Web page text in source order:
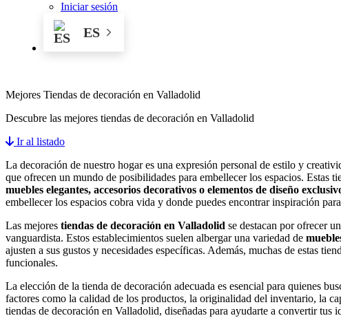
Iniciar sesión
ES
Mejores Tiendas de decoración en Valladolid
Descubre las mejores tiendas de decoración en Valladolid
Ir al listado
La decoración de nuestro hogar es una expresión personal de estilo y
que ofrecen un mundo de posibilidades para embellecer los espacios. Estas
muebles elegantes, accesorios decorativos o elementos de diseño
embellecer los espacios cobra vida y donde puedes encontrar inspiración
Las mejores tiendas de decoración en Valladolid se destacan por ofrecer
vanguardista. Estos establecimientos suelen albergar una variedad de
ajusten a sus gustos y necesidades específicas. Además, muchas de estas
funcionales.
La elección de la tienda de decoración adecuada es esencial para quienes
factores como la calidad de los productos, la originalidad del inventario, la
tiendas de decoración en Valladolid, diseñadas para ayudarte a convertir